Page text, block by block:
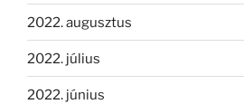
2022. augusztus
2022. július
2022. június